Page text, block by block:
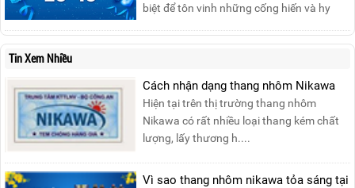
biệt để tôn vinh những cống hiến và hy
Khởi nguồn từ sự ra đời của Hội Phụ nữ
của phụ nữ ...
Tin Xem Nhiều
Cách nhận dạng thang nhôm Nikawa
Hiện tại trên thị trường thang nhôm
Nikawa có rất nhiều loại thang kém chất
lượng, lấy thương h....
Vì sao thang nhôm nikawa tỏa sáng tại